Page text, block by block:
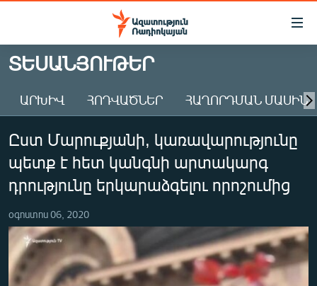
Մատչելիության
Անցնել
հիմնական
Անցնել
հիմնական
մենյուին
Որոնում
ԱԶԱՏՈՒԹՅՈՒՆ TV
ՀԱՅԱՍՏԱՆ
ԸՆՏՐՈՒԹՅՈՒՆՆԵՐ 2026
ԻՐԱՎՈՒՆՔ
ՏՆՏԵՍՈՒԹՅՈՒՆ
ՂԱՐԱԲԱՂ
ՊԱՏԵՐԱԶՄԻ 6 ՇԱԲԱԹՆԵՐԸ
ՏԵՍԱՆՅՈՒԹԵՐ
ԱՐԽԻՎ ՀՈԴՎԱԾՆԵՐ ՀԱՂՈՐԴՄԱՆ ՄԱՍԻՆ
Ըստ Մարուքյանի, կառավարությունը
պետք է հետ կանգնի արտակարգ
դրությունը երկարաձգելու որոշումից
օգոստոս 06, 2020